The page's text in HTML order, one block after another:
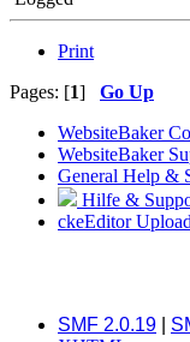
Print
Pages: [1] Go Up
WebsiteBaker
WebsiteBaker
General Help &
Hilfe &
ckeEditor
SMF 2.0.19